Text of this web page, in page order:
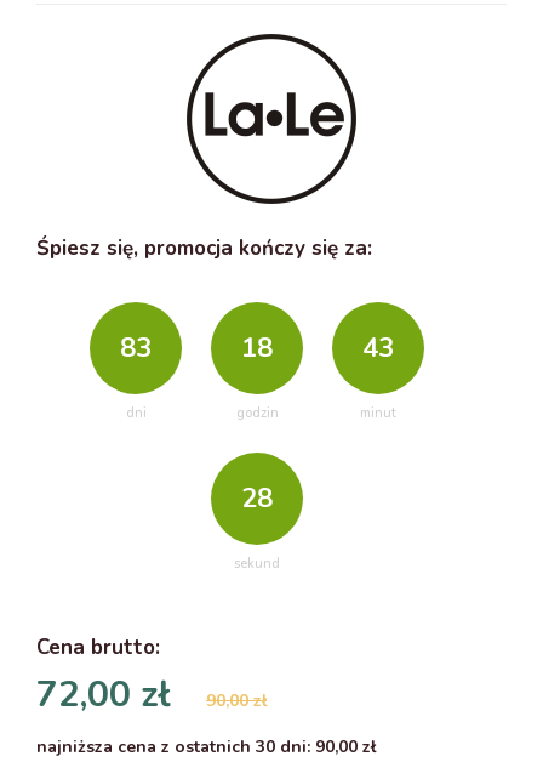
Śpiesz się, promocja kończy się za:
83
dni
18
godzin
43
minut
28
sekund
Cena brutto:
72,00 zł
90,00 zł
najniższa cena z ostatnich 30 dni: 90,00 zł